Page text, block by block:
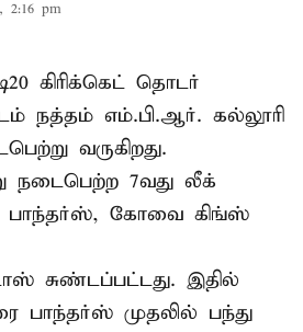
2:16 pm
கிரிக்கெட் தொடர்
நத்தம் எம்.பி.ஆர். கல்லூரி
வருகிறது.
நடைபெற்ற 7வது லீக்
பாந்தர்ஸ், கோவை கிங்ஸ்
சுண்டப்பட்டது. இதில்
பாந்தர்ஸ் முதலில் பந்து